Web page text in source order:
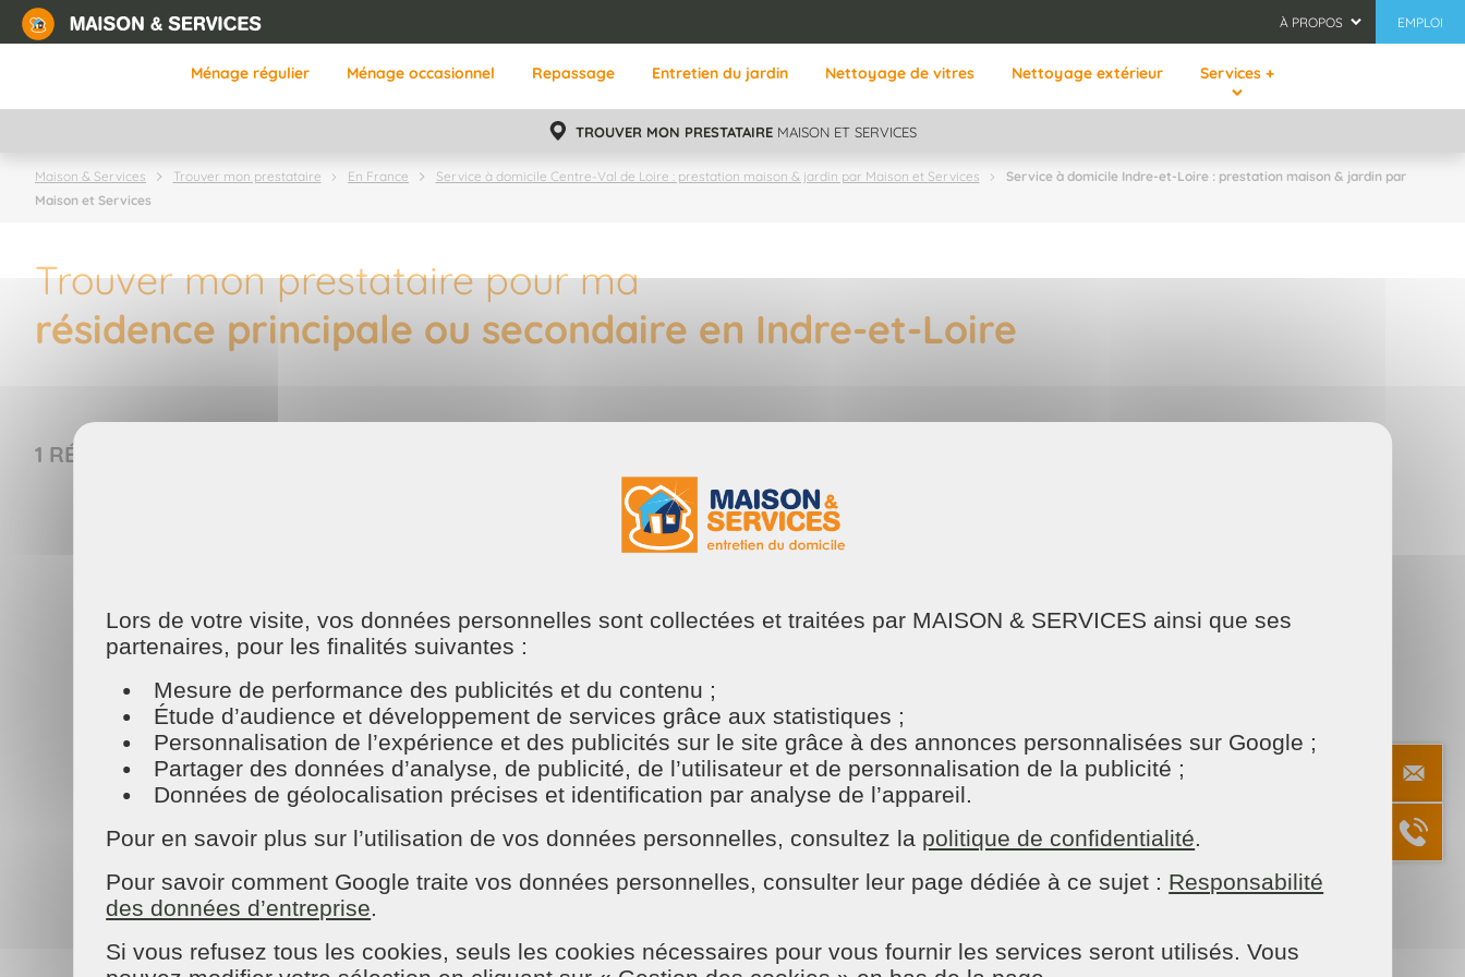
Aller
À PROPOS EMPLOI
Ménage régulier Ménage occasionnel Repassage Entretien du jardin Nettoyage de vitres Nettoyage extérieur Services +
TROUVER MON PRESTATAIRE MAISON ET SERVICES
Maison & Services Trouver mon prestataire En France Service à domicile Centre-Val de Loire : prestation maison & jardin par Maison et Services
Service à domicile Indre-et-Loire : prestation maison & jardin par
Maison et Services
Trouver mon prestataire pour ma
résidence principale ou secondaire en Indre-et-Loire
1 RÉSULTAT
MAISON ET SERVICES
TOURS
167 rue des Douets
37000 TOURS
02 47 41 19 59
VOIR LA FICHE
Lors de votre visite, vos données personnelles sont collectées et traitées par MAISON & SERVICES ainsi que ses
partenaires, pour les finalités suivantes :
Mesure de performance des publicités et du contenu ;
Étude d’audience et développement de services grâce aux statistiques ;
Personnalisation de l’expérience et des publicités sur le site grâce à des annonces personnalisées sur Google ;
Partager des données d’analyse, de publicité, de l’utilisateur et de personnalisation de la publicité ;
Données de géolocalisation précises et identification par analyse de l’appareil.
Pour en savoir plus sur l’utilisation de vos données personnelles, consultez la politique de confidentialité.
Pour savoir comment Google traite vos données personnelles, consulter leur page dédiée à ce sujet : Responsabilité
des données d’entreprise.
Si vous refusez tous les cookies, seuls les cookies nécessaires pour vous fournir les services seront utilisés. Vous